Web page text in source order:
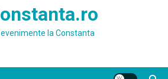
la Constanta